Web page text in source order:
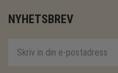
NYHETSBREV